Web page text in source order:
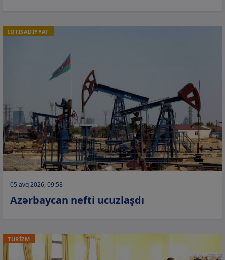
İQTİSADİYYAT
05 avq 2026, 09:58
Azərbaycan nefti ucuzlaşdı
TURİZM